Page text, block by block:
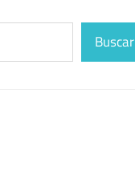
Buscar